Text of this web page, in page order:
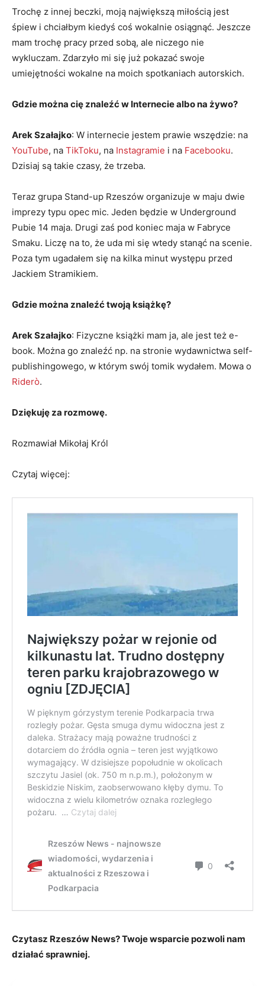
Trochę z innej beczki, moją największą miłością jest
śpiew i chciałbym kiedyś coś wokalnie osiągnąć. Jeszcze
mam trochę pracy przed sobą, ale niczego nie
wykluczam. Zdarzyło mi się już pokazać swoje
umiejętności wokalne na moich spotkaniach autorskich.
Gdzie można cię znaleźć w Internecie albo na żywo?
Arek Szałajko: W internecie jestem prawie wszędzie: na
YouTube, na TikToku, na Instagramie i na Facebooku.
Dzisiaj są takie czasy, że trzeba.
Teraz grupa Stand-up Rzeszów organizuje w maju dwie
imprezy typu opec mic. Jeden będzie w Underground
Pubie 14 maja. Drugi zaś pod koniec maja w Fabryce
Smaku. Liczę na to, że uda mi się wtedy stanąć na scenie.
Poza tym ugadałem się na kilka minut występu przed
Jackiem Stramikiem.
Gdzie można znaleźć twoją książkę?
Arek Szałajko: Fizyczne książki mam ja, ale jest też e-
book. Można go znaleźć np. na stronie wydawnictwa self-
publishingowego, w którym swój tomik wydałem. Mowa o
Riderò.
Dziękuję za rozmowę.
Rozmawiał Mikołaj Król
Czytaj więcej:
Czytasz Rzeszów News? Twoje wsparcie pozwoli nam
działać sprawniej.